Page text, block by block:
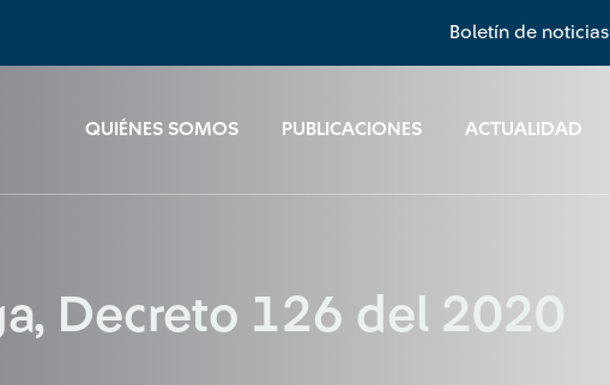
Boletín de noticias
QUIÉNES SOMOS PUBLICACIONES ACTUALIDAD
Decreto 126 del 2020